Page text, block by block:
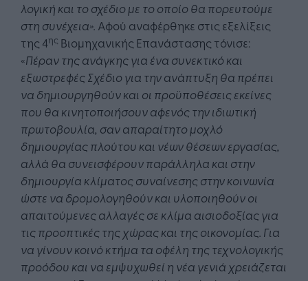
λογική και το σχέδιο με το οποίο θα πορευτούμε
στη συνέχεια». Αφού αναφέρθηκε στις εξελίξεις
της 4ης Βιομηχανικής Επανάστασης τόνισε:
«Πέραν της ανάγκης για ένα συνεκτικό και
εξωστρεφές Σχέδιο για την ανάπτυξη θα πρέπει
να δημιουργηθούν και οι προϋποθέσεις εκείνες
που θα κινητοποιήσουν αφενός την ιδιωτική
πρωτοβουλία, σαν απαραίτητο μοχλό
δημιουργίας πλούτου και νέων θέσεων εργασίας,
αλλά θα συνεισφέρουν παράλληλα και στην
δημιουργία κλίματος συναίνεσης στην κοινωνία
ώστε να δρομολογηθούν και υλοποιηθούν οι
απαιτούμενες αλλαγές σε κλίμα αισιοδοξίας για
τις προοπτικές της χώρας και της οικονομίας. Για
να γίνουν κοινό κτήμα τα οφέλη της τεχνολογικής
προόδου και να εμψυχωθεί η νέα γενιά χρειάζεται